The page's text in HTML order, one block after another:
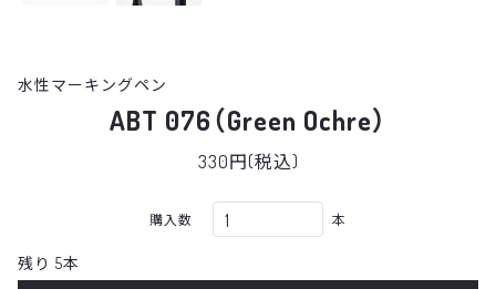
水性マーキングペン
ABT 076（Green Ochre）
330円(税込)
購入数 本
残り 5本